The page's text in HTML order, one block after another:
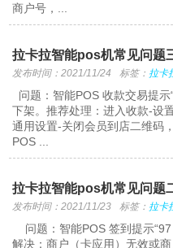
商户号，...
拉卡拉智能pos机常见问题
发布时间：2021/11/24 标签： 拉卡
问题：智能POS 收款交易提
下架。推荐处理：进入收款-设
通用设置-关闭会员到店二维码
POS ...
拉卡拉智能pos机常见问题
发布时间：2021/11/23 标签： 拉卡
问题：智能POS 签到提示“97
解决：商户（卡应用）无效或